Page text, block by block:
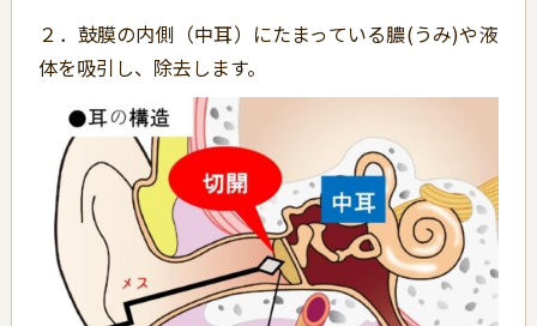
２．鼓膜の内側（中耳）にたまっている膿(うみ)や液
体を吸引し、除去します。